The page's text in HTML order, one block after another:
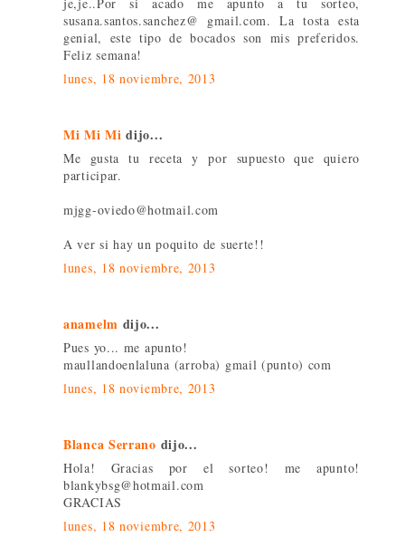
susana.santos.sanchez@ gmail.com. La tosta esta
genial, este tipo de bocados son mis preferidos.
Feliz semana!
lunes, 18 noviembre, 2013
Mi Mi Mi dijo...
Me gusta tu receta y por supuesto que quiero
participar.
mjgg-oviedo@hotmail.com
A ver si hay un poquito de suerte!!
lunes, 18 noviembre, 2013
anamelm dijo...
Pues yo... me apunto!
maullandoenlaluna (arroba) gmail (punto) com
lunes, 18 noviembre, 2013
Blanca Serrano dijo...
Hola! Gracias por el sorteo! me apunto!
blankybsg@hotmail.com
GRACIAS
lunes, 18 noviembre, 2013